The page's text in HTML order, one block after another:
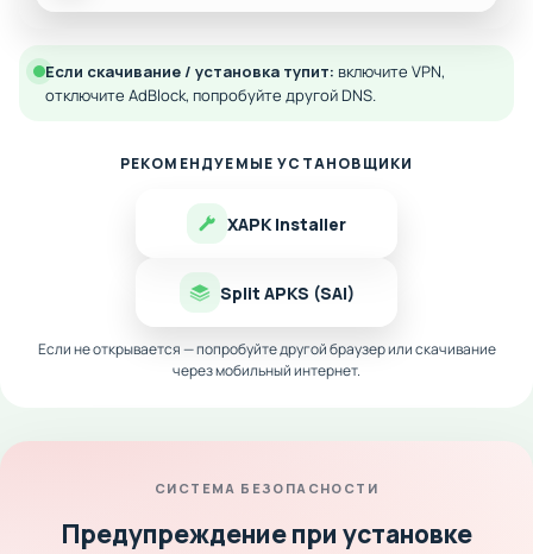
Если скачивание / установка тупит: включите VPN,
отключите AdBlock, попробуйте другой DNS.
РЕКОМЕНДУЕМЫЕ УСТАНОВЩИКИ
XAPK Installer
Split APKS (SAI)
Если не открывается — попробуйте другой браузер или скачивание
через мобильный интернет.
СИСТЕМА БЕЗОПАСНОСТИ
Предупреждение при установке